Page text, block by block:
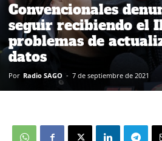
Convencionales
seguir recibiendo el
problemas de
datos
Por Radio SAGO - 7 de septiembre de 2021